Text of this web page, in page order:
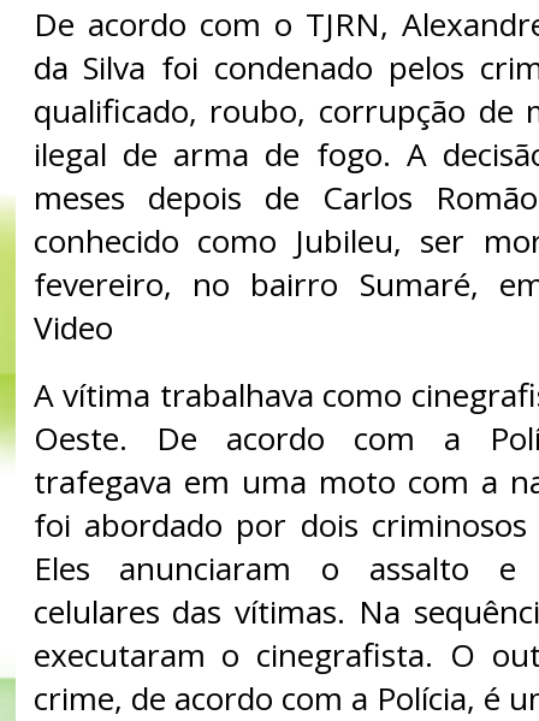
De acordo com o TJRN,
da Silva foi condenado pelos
qualificado, roubo, corrupção de
ilegal de arma de fogo. A
meses depois de Carlos
conhecido como Jubileu, ser
fevereiro, no bairro Sumaré,
Video
A vítima trabalhava como
Oeste. De acordo com a
trafegava em uma moto com a
foi abordado por dois
Eles anunciaram o assalto e
celulares das vítimas. Na
executaram o cinegrafista. O
crime, de acordo com a Polícia, é